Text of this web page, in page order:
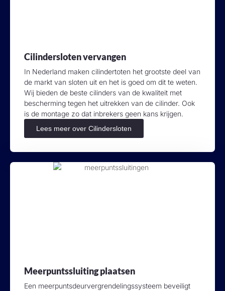
Cilindersloten vervangen
In Nederland maken cilindertoten het grootste deel van
de markt van sloten uit en het is goed om dit te weten.
Wij bieden de beste cilinders van de kwaliteit met
bescherming tegen het uitrekken van de cilinder. Ook
is de montage zo dat inbrekers geen kans krijgen.
Lees meer over Cilindersloten
Meerpuntssluiting plaatsen
Een meerpuntsdeurvergrendelingssysteem beveiligt